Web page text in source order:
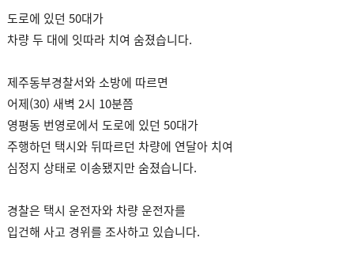
도로에 있던 50대가
차량 두 대에 잇따라 치여 숨졌습니다.
제주동부경찰서와 소방에 따르면
어제(30) 새벽 2시 10분쯤
영평동 번영로에서 도로에 있던 50대가
주행하던 택시와 뒤따르던 차량에 연달아 치여
심정지 상태로 이송됐지만 숨졌습니다.
경찰은 택시 운전자와 차량 운전자를
입건해 사고 경위를 조사하고 있습니다.